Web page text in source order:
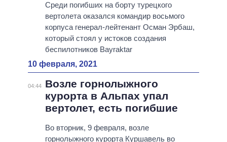
Среди погибших на борту турецкого
вертолета оказался командир восьмого
корпуса генерал-лейтенант Осман Эрбаш,
который стоял у истоков создания
беспилотников Bayraktar
10 февраля, 2021
04:44
Возле горнолыжного
курорта в Альпах упал
вертолет, есть погибшие
Во вторник, 9 февраля, возле
горнолыжного курорта Куршавель во